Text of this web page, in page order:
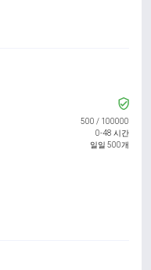
500 / 100000
0-48 시간
일일 500개